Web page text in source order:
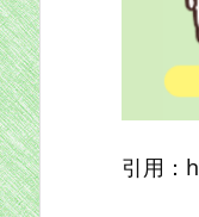
引用：